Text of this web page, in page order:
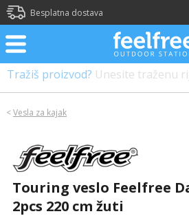
Besplatna dostava
Tražiš proizvod? Unesite traženu
<Vesla za kajak
Touring veslo Feelfree
2pcs 220 cm žuti
?>